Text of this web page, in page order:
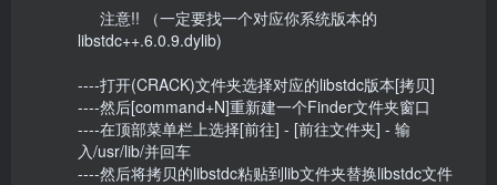
libstdc++.6.0.9.dylib)
----打开(CRACK)文件夹选择对应的libstdc版本[拷贝]
----然后[command+N]重新建一个Finder文件夹窗口
----在顶部菜单栏上选择[前往] - [前往文件夹] - 输
入/usr/lib/并回车
----然后将拷贝的libstdc粘贴到lib文件夹替换libstdc文件